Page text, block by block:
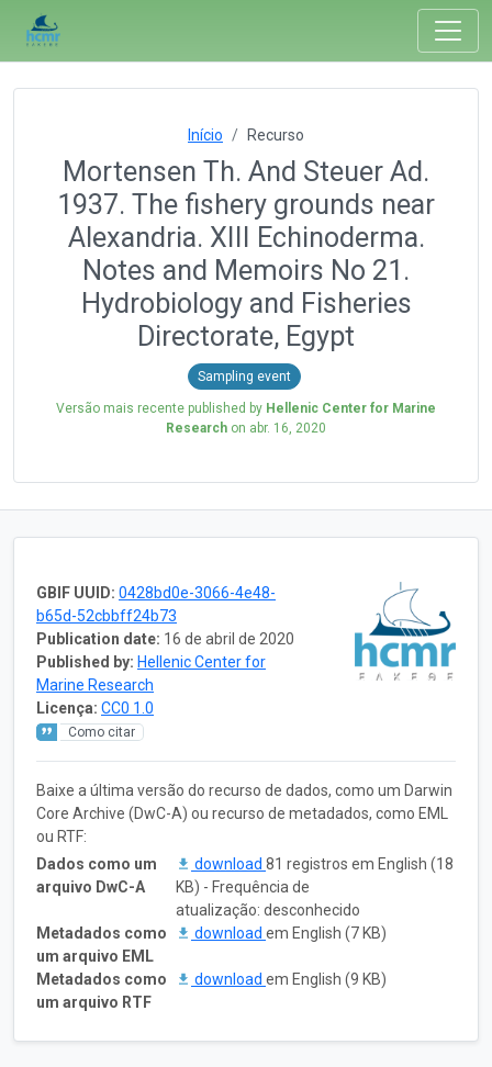
Início Recurso
Mortensen Th. And Steuer Ad.
1937. The fishery grounds near
Alexandria. XIII Echinoderma.
Notes and Memoirs No 21.
Hydrobiology and Fisheries
Directorate, Egypt
Sampling event
Versão mais recente published by Hellenic Center for Marine
Research on abr. 16, 2020
GBIF UUID: 0428bd0e-3066-4e48-
b65d-52cbbff24b73
Publication date: 16 de abril de 2020
Published by: Hellenic Center for
Marine Research
Licença: CC0 1.0
Como citar
Baixe a última versão do recurso de dados, como um Darwin
Core Archive (DwC-A) ou recurso de metadados, como EML
ou RTF:
Dados como um
arquivo DwC-A
download 81 registros em English (18
KB) - Frequência de
atualização: desconhecido
Metadados como
um arquivo EML
download em English (7 KB)
Metadados como
um arquivo RTF
download em English (9 KB)